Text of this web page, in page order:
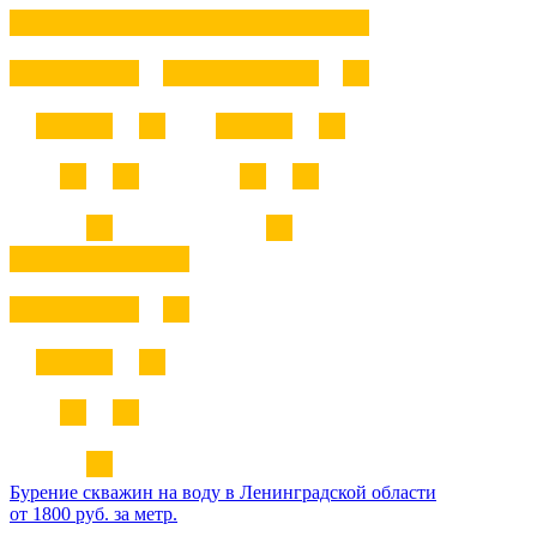
Бурение скважин на воду в Ленинградской области
от 1800 руб. за метр.